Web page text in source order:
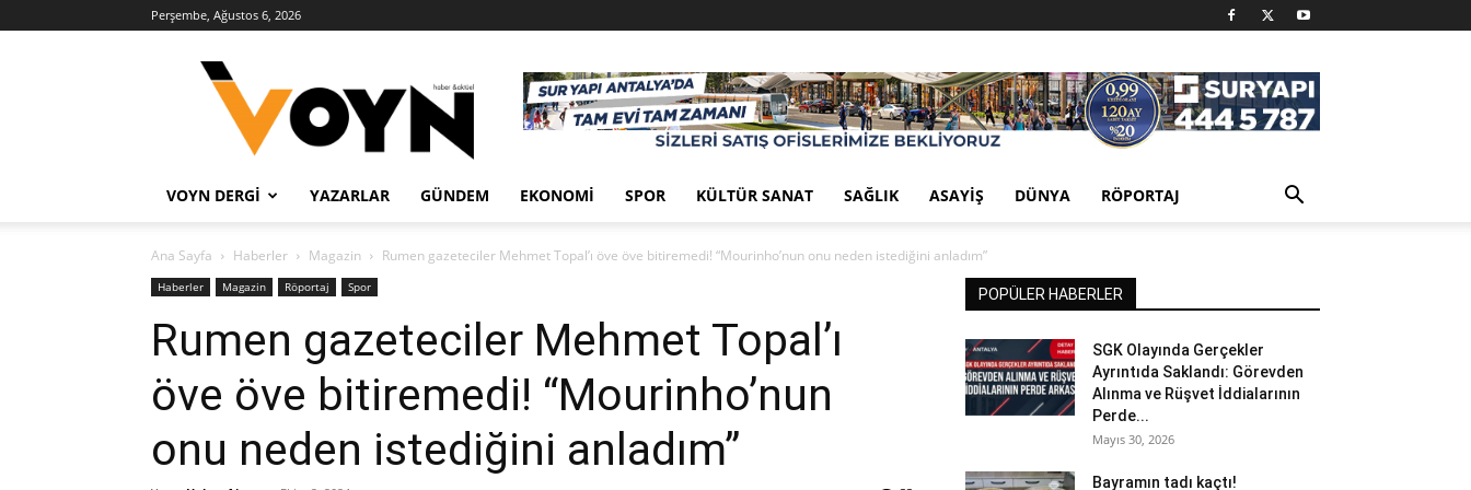
Perşembe, Ağustos 6, 2026
Haber
VOYN DERGI YAZARLAR GÜNDEM EKONOMI SPOR KÜLTÜR SANAT SAĞLIK ASAYIŞ DÜNYA RÖPORTAJ
Ana Sayfa Haberler Magazin Rumen gazeteciler Mehmet Topal’ı öve öve bitiremedi! “Mourinho’nun onu neden istediğini anladım”
Haberler Magazin Röportaj Spor
Rumen gazeteciler Mehmet Topal’ı
öve öve bitiremedi! “Mourinho’nun
onu neden istediğini anladım”
POPÜLER HABERLER
SGK Olayında Gerçekler
Ayrıntıda Saklandı: Görevden
Alınma ve Rüşvet İddialarının
Perde...
Mayıs 30, 2026
Bayramın tadı kaçtı!